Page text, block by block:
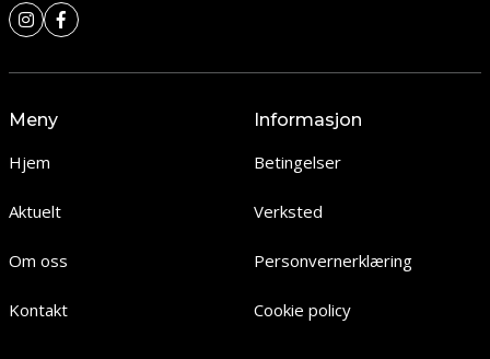
Meny
Hjem
Aktuelt
Om oss
Kontakt
Informasjon
Betingelser
Verksted
Personvernerklæring
Cookie policy